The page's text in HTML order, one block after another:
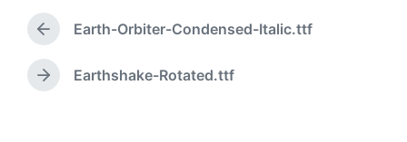
上
篇
文
章
Earth-Orbiter-Condensed-Italic.ttf
下
Earthshake-Rotated.ttf